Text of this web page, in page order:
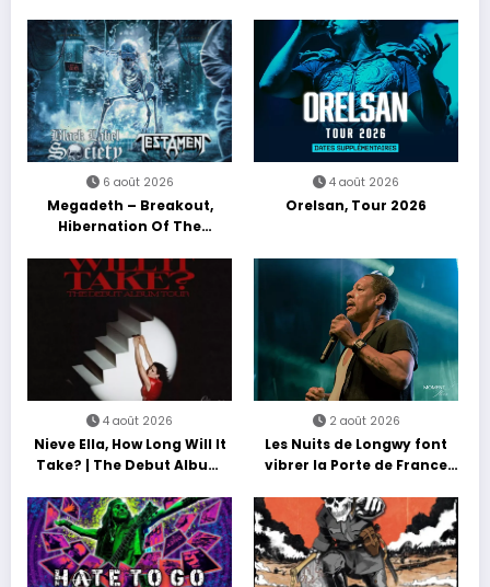
6 août 2026
Megadeth – Breakout,
Hibernation Of The
4 août 2026
Orelsan, Tour 2026
4 août 2026
Nieve Ella, How Long Will It
Take? | The Debut Album
2 août 2026
Les Nuits de Longwy font
vibrer la Porte de France
découvertes et énergie
reggae